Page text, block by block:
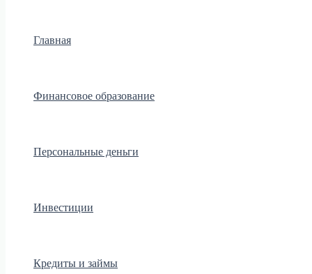
Главная
Финансовое образование
Персональные деньги
Инвестиции
Кредиты и займы